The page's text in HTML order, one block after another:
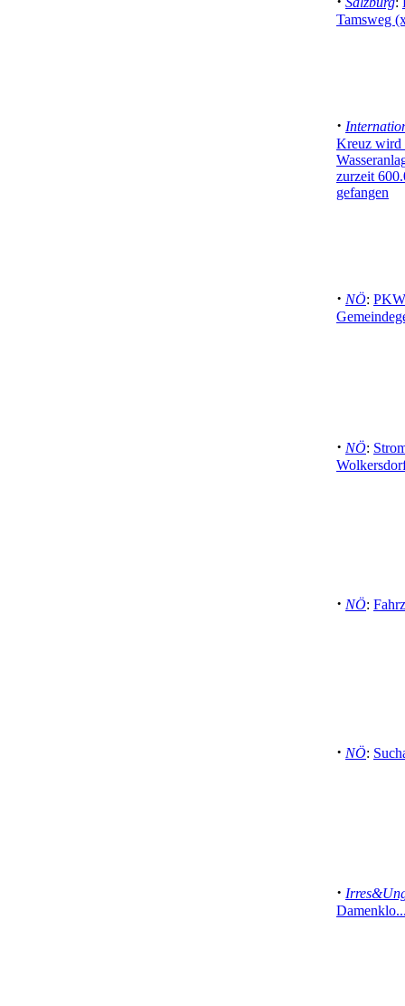
Tamsweg
·
Kreuz wird
zurzeit
gefangen
· NÖ:
· NÖ:
· NÖ:
· NÖ:
·